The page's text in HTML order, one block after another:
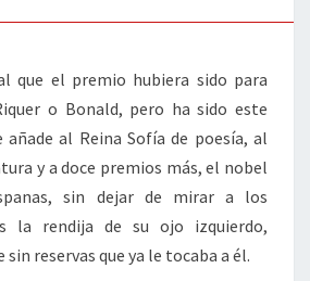
que el premio hubiera sido para
o Bonald, pero ha sido este
al Reina Sofía de poesía, al
y a doce premios más, el nobel
sin dejar de mirar a los
la rendija de su ojo izquierdo,
reservas que ya le tocaba a él.